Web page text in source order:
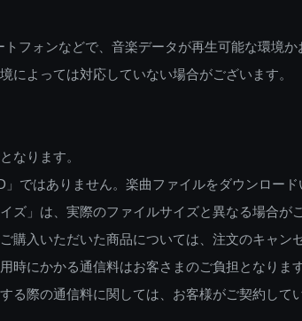
フォンなどで、音楽データが再生可能な環境か
によっては対応していない場合がございます。
なります。
」ではありません。楽曲ファイルをダウンロー
ズ」は、実際のファイルサイズと異なる場合が
購入いただいた商品については、注文のキャン
時にかかる通信料はお客さまのご負担となります
る際の通信料に関しては、お客様がご契約し